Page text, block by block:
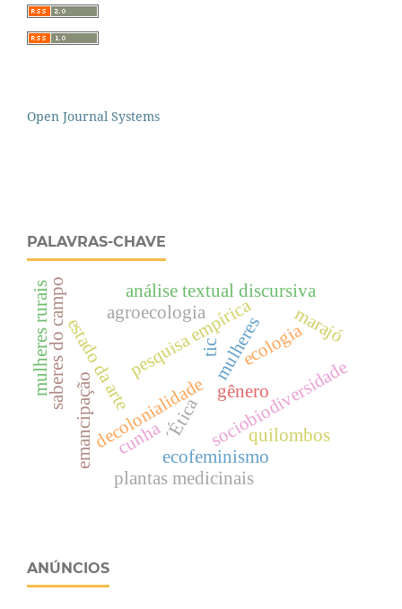
Open Journal Systems
PALAVRAS-CHAVE
decolonialidadesociobiodiversidade
pesquisa empírica
´Ética
ecologia
mulheres
estado da arte
ecofeminismo
agroecologia
emancipação
saberes do campo
cunha
análise textual discursiva
mulheres rurais
plantas medicinais
quilombos
gênero
tic
marajó
ANÚNCIOS